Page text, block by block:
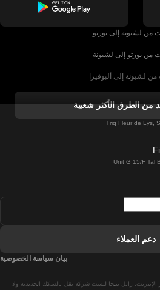
من لشبونة إلى بورتو
من بورتو إلى لشبونة
لشبونة إلى ألبوفيرا
من ألبوفيرا إلى لشبونة
من لشبونة إلى لاغوس
من لشبونة إلى مدريد
من الطرق الأكثر شعبية
Unit G 15/F Tal
رايل نينجا ليست شركة نقل بالسكك الحديدية ولا
دعم العملاء
بيان سياسة الخصوصية